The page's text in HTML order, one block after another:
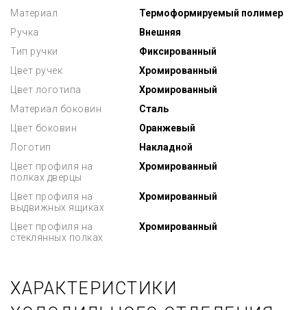
Материал
Термоформируемый полимер
Ручка
Внешняя
Тип ручки
Фиксированный
Цвет ручек
Хромированный
Цвет логотипа
Хромированный
Материал боковин
Сталь
Цвет боковин
Оранжевый
Логотип
Накладной
Цвет профиля на
полках дверцы
Хромированный
Цвет профиля на
выдвижных ящиках
Хромированный
Цвет профиля на
стеклянных полках
Хромированный
ХАРАКТЕРИСТИКИ